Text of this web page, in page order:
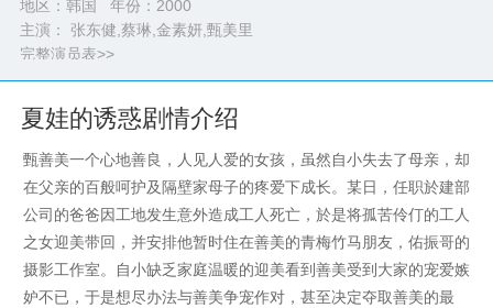
地区：韩国 年份： 2000
主演： 张东健,蔡琳,金素妍,甄美里
完整演员表>>
夏娃的诱惑剧情介绍
甄善美一个心地善良，人见人爱的女孩，虽然自小失去了母亲，却
在父亲的百般呵护及隔壁家母子的疼爱下成长。某日，任职於建部
公司的爸爸因工地发生意外造成工人死亡，於是将孤苦伶仃的工人
之女迎美带回，并安排他暂时住在善美的青梅竹马朋友，佑振哥的
摄影工作室。自小缺乏家庭温暖的迎美看到善美受到大家的宠爱嫉
妒不已，于是想尽办法与善美争宠作对，甚至决定夺取善美的最